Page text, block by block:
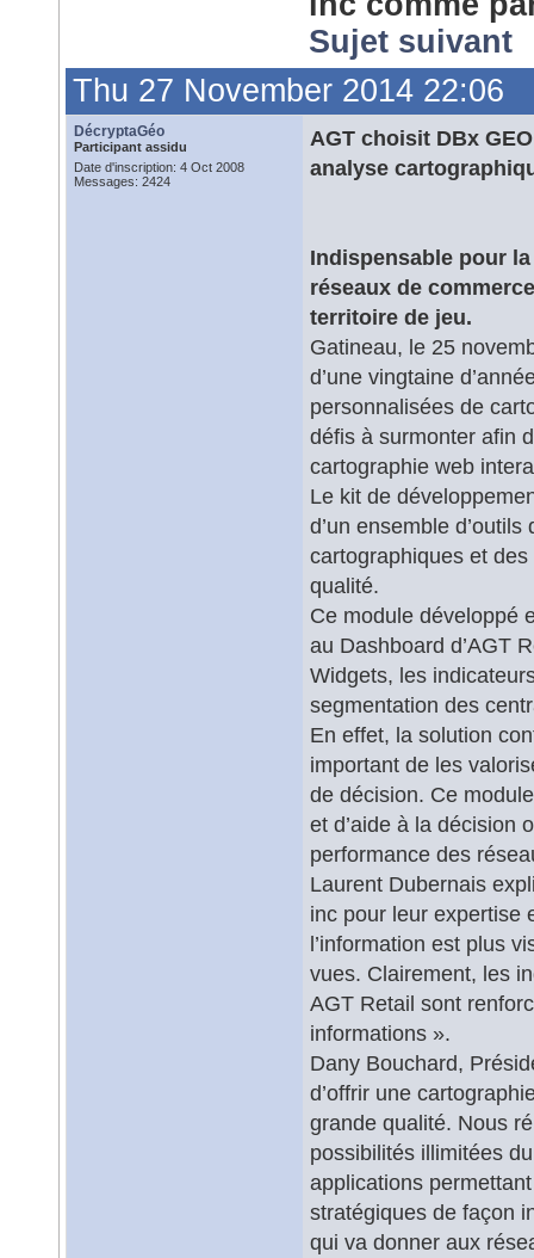
Sujet suivant
Thu 27 November 2014 22:06
DécryptaGéo
Participant assidu
Date d'inscription: 4 Oct 2008
Messages: 2424
AGT choisit DBx
analyse
Indispensable pour
réseaux de
territoire de jeu.
Gatineau, le 25
d’une vingtaine
personnalisées de
défis à surmonter afin
cartographie web
Le kit de
d’un ensemble
cartographiques et
qualité.
Ce module développé
au Dashboard d’AGT
Widgets, les
segmentation des
En effet, la solution
important de les
de décision. Ce
et d’aide à la décision
performance des
Laurent Dubernais
inc pour leur expertise
l’information est plus
vues. Clairement, les
AGT Retail sont
informations ».
Dany Bouchard,
d’offrir une
grande qualité. Nous
possibilités illimitées
applications
stratégiques de façon
qui va donner aux